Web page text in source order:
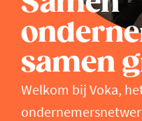
samen
Welkom bij Voka,